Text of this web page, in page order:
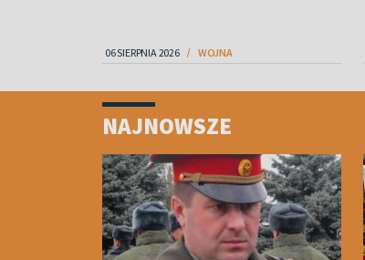
06 SIERPNIA 2026 WOJNA
NAJNOWSZE